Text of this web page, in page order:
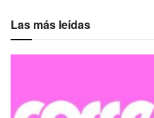
Las más leídas